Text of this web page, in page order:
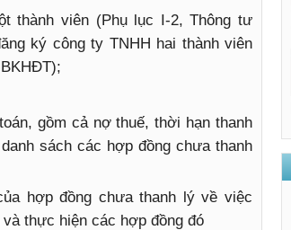
thành viên (Phụ lục I-2, Thông tư
ký công ty TNHH hai thành viên
gồm cả nợ thuế, thời hạn thanh
sách các hợp đồng chưa thanh
hợp đồng chưa thanh lý về việc
thực hiện các hợp đồng đó